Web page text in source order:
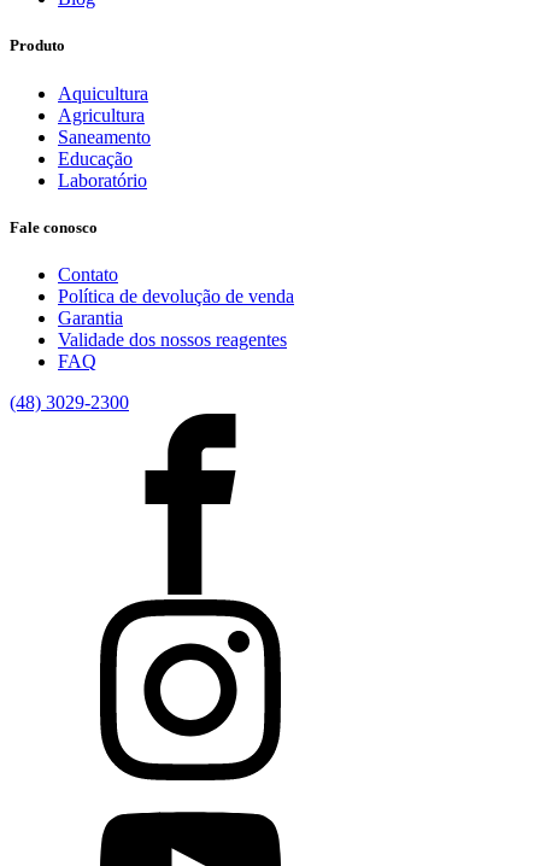
Produto
Aquicultura
Agricultura
Saneamento
Educação
Laboratório
Fale conosco
Contato
Política de devolução de venda
Garantia
Validade dos nossos reagentes
FAQ
(48) 3029-2300